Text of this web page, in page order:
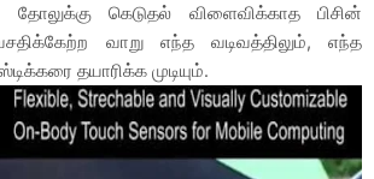
தோலுக்கு கெடுதல் விளைவிக்காத பிசின்
வாறு எந்த வடிவத்திலும், எந்த
தயாரிக்க முடியும்.